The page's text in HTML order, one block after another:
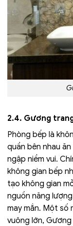
2.4. Gương
Phòng bếp là
quần bên nhau
ngập niềm vui.
không gian bếp
tạo không gian
nguồn năng
may mắn. Một số
vuông lớn,